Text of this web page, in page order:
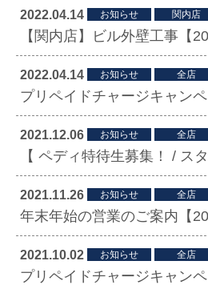
2022.04.14 お知らせ 関内店
2022.04.14 お知らせ 全店
2021.12.06 お知らせ 全店
2021.11.26 お知らせ 全店
2021.10.02 お知らせ 全店